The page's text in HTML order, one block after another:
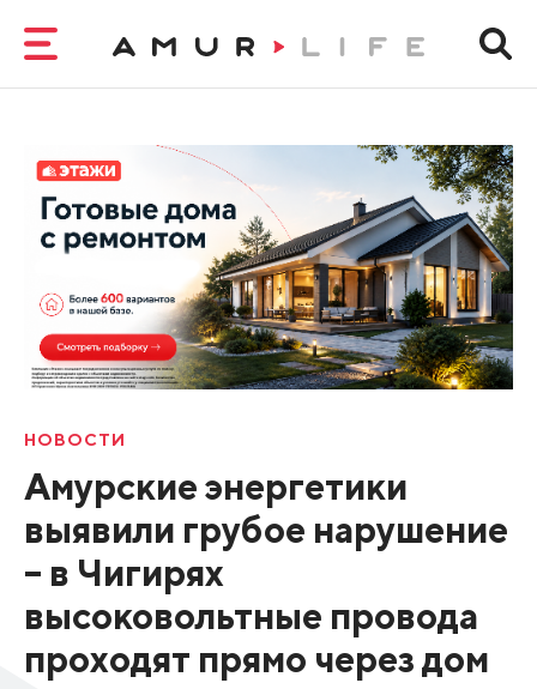
НОВОСТИ
Амурские энергетики
выявили грубое нарушение
– в Чигирях
высоковольтные провода
проходят прямо через дом